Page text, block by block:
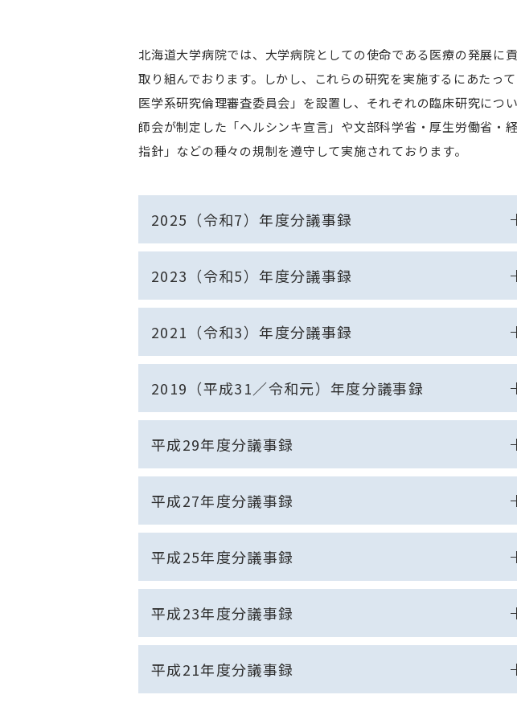
北海道大学病院では、大学病院としての使命である医療の発展に
取り組んでおります。しかし、これらの研究を実施するにあたっ
医学系研究倫理審査委員会」を設置し、それぞれの臨床研究につ
師会が制定した「ヘルシンキ宣言」や文部科学省・厚生労働省
指針」などの種々の規制を遵守して実施されております。
2025（令和7）年度分議事録
2023（令和5）年度分議事録
2021（令和3）年度分議事録
2019（平成31／令和元）年度分議事録
平成29年度分議事録
平成27年度分議事録
平成25年度分議事録
平成23年度分議事録
平成21年度分議事録